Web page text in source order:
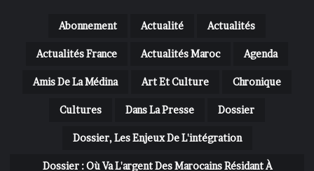
Abonnement Actualité Actualités
Actualités France Actualités Maroc Agenda
Amis De La Médina Art Et Culture Chronique
Cultures Dans La Presse Dossier
Dossier, Les Enjeux De L'intégration
Dossier : Où Va L'argent Des Marocains Résidant À